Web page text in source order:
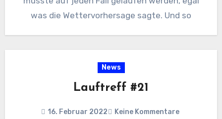
was die Wettervorhersage sagte. Und so
News
Lauftreff #21
16. Februar 2022 Keine Kommentare